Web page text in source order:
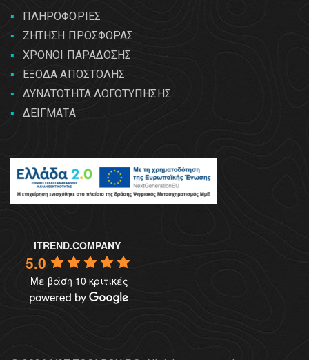
ΠΛΗΡΟΦΟΡΙΕΣ
ΖΗΤΗΣΗ ΠΡΟΣΦΟΡΑΣ
ΧΡΟΝΟΙ ΠΑΡΑΔΟΣΗΣ
ΕΞΟΔΑ ΑΠΟΣΤΟΛΗΣ
ΔΥΝΑΤΟΤΗΤΑ ΛΟΓΟΤΥΠΗΣΗΣ
ΔΕΙΓΜΑΤΑ
ITREND.COMPANY
5.0
Με βάση 10 κριτικές